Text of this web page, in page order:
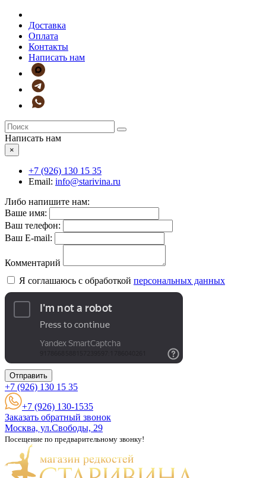
Доставка
Оплата
Контакты
Написать нам
Написать нам
×
+7 (926) 130 15 35
Email: info@starivina.ru
Либо напишите нам:
Ваше имя:
Ваш телефон:
Ваш E-mail:
Комментарий
Я соглашаюсь с обработкой персональных данных
Отправить
+7 (926) 130 15 35
+7 (926) 130-1535
Заказать обратный звонок
Москва, ул.Свободы, 29
Посещение по предварительному звонку!